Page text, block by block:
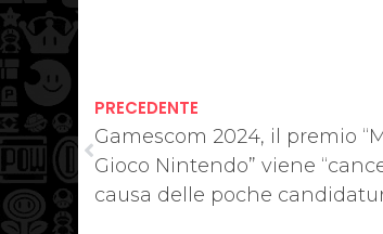
PRECEDENTE
Gamescom 2024, il premio
Gioco Nintendo” viene
causa delle poche